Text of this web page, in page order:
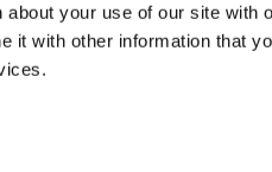
about your use of our site with
it with other information that